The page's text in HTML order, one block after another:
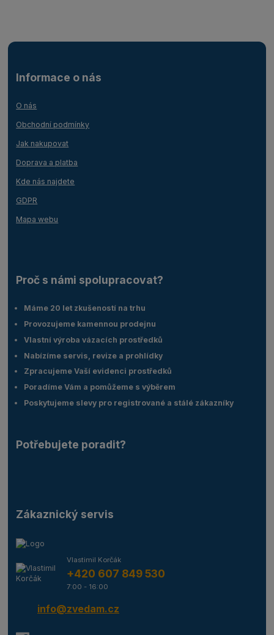
Informace o nás
O nás
Obchodní podmínky
Jak nakupovat
Doprava a platba
Kde nás najdete
GDPR
Mapa webu
Proč s námi spolupracovat?
Máme 20 let zkušeností na trhu
Provozujeme kamennou prodejnu
Vlastní výroba vázacích prostředků
Nabízíme servis, revize a prohlídky
Zpracujeme Vaší evidenci prostředků
Poradíme Vám a pomůžeme s výběrem
Poskytujeme slevy pro registrované a stálé zákazníky
Potřebujete poradit?
Zákaznický servis
Vlastimil Korčák
+420 607 849 530
7:00 - 16:00
info@zvedam.cz